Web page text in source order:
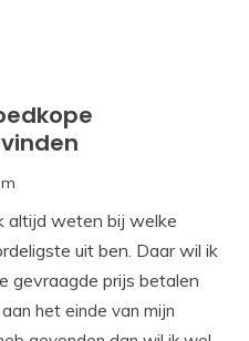
altijd weten bij welke
uit ben. Daar wil ik
gevraagde prijs betalen
het einde van mijn